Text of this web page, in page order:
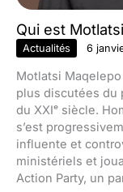
Qui est
Actualités 6
Motlatsi
plus discutées du
du XXIᵉ siècle.
s’est
influente et
ministériels et
Action Party, un